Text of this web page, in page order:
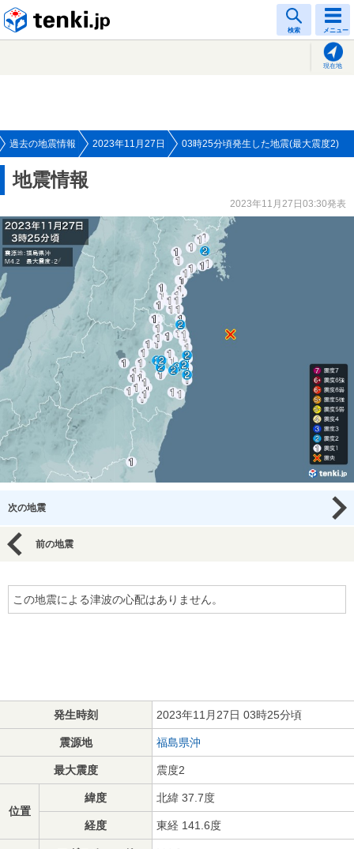
検索 メニュー
現在地
過去の地震情報 2023年11月27日 03時25分頃発生した地震(最大震度2)
地震情報
2023年11月27日03:30発表
次の地震
前の地震
この地震による津波の心配はありません。
発生時刻 2023年11月27日 03時25分頃
震源地 福島県沖
最大震度 震度2
位置
緯度 北緯 37.7度
経度 東経 141.6度